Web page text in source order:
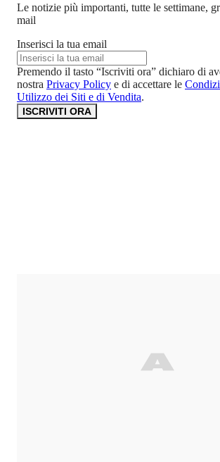
Le notizie più importanti, tutte le settimane,
mail
Inserisci la tua email
Premendo il tasto “Iscriviti ora” dichiaro di
nostra Privacy Policy e di accettare le
Utilizzo dei Siti e di Vendita.
ISCRIVITI ORA